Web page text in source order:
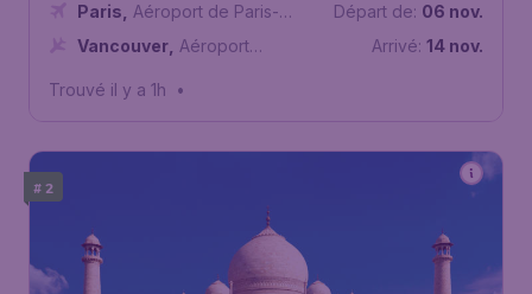
Paris
Aéroport de Paris-
Charles de Gaulle
Vancouver Aéroport
Départ de: 06 nov.
Arrivé: 14 nov.
Trouvé il y a 1h •
# 2